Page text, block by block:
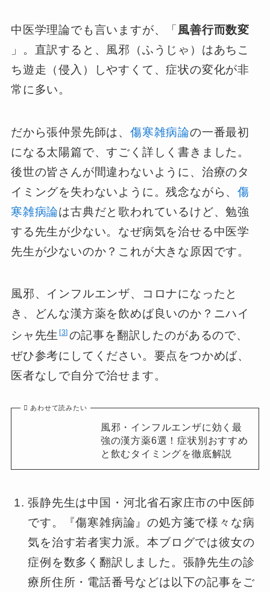
中医学理論でも言いますが、「 風善行而数変
」。直訳すると、風邪（ふうじゃ）はあちこ
ち遊走（侵入）しやすくて、症状の変化が非
常に多い。
だから張仲景先師は、 傷寒雑病論の一番最初
になる太陽篇で、すごく詳しく書きました。
後世の皆さんが間違わないように、治療のタ
イミングを失わないように。残念ながら、傷
寒雑病論は古典だと歌われているけど、勉強
する先生が少ない。なぜ病気を治せる中医学
先生が少ないのか？これが大きな原因です。
風邪、インフルエンザ、コロナになったと
き、どんな漢方薬を飲めば良いのか？ニハイ
シャ先生 3 の記事を翻訳したのがあるので、
ぜひ参考にしてください。要点をつかめば、
医者なしで自分で治せます。
あわせて読みたい
風邪・インフルエンザに効く最
強の漢方薬6選！症状別おすすめ
と飲むタイミングを徹底解説
張静先生は中国・河北省石家庄市の中医師
です。『傷寒雑病論』の処方箋で様々な病
気を治す若者実力派。本ブログでは彼女の
症例を数多く翻訳しました。張静先生の診
療所住所・電話番号などは以下の記事をご